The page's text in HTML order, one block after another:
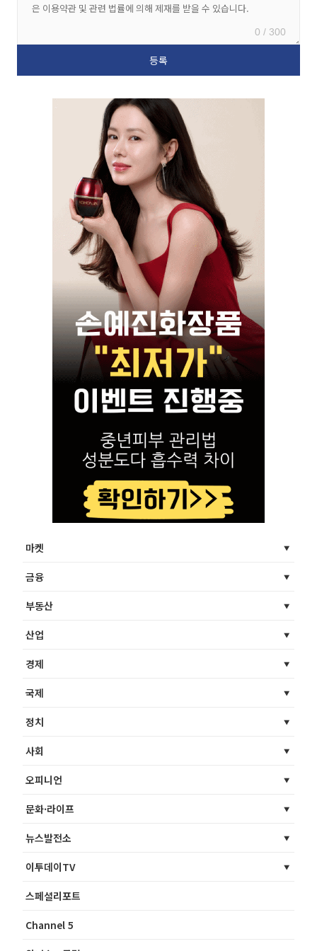
0 / 300
마켓
금융
부동산
산업
경제
국제
정치
사회
오피니언
문화·라이프
뉴스발전소
이투데이TV
스페셜리포트
Channel 5